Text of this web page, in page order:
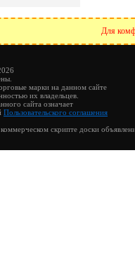
Для
марки на данном сайте
их владельцев.
сайта означает
Пользовательского соглашения
скрипте доски